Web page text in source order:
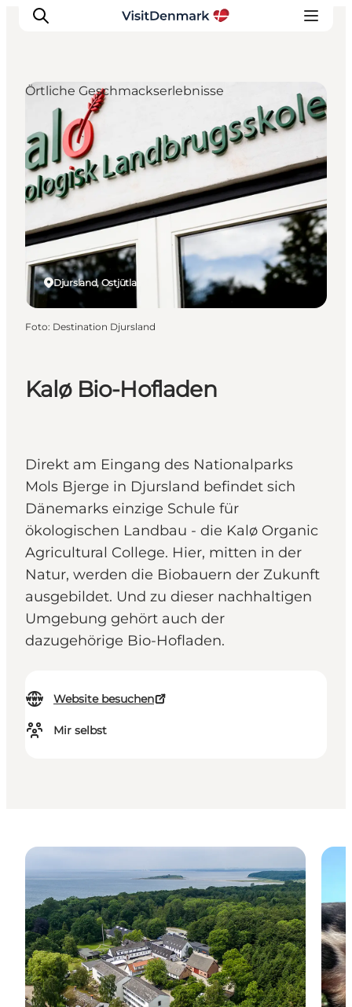
Inspiration
Regionen
Erlebnisse
Unterkünfte
Reiseplanung
Kalø Bio-Hofladen
Direkt am Eingang des Nationalparks
Mols Bjerge in Djursland befindet sich
Dänemarks einzige Schule für
ökologischen Landbau - die Kalø Organic
Agricultural College. Hier, mitten in der
Natur, werden die Biobauern der Zukunft
ausgebildet. Und zu dieser nachhaltigen
Umgebung gehört auch der
dazugehörige Bio-Hofladen.
Website besuchen
Mir selbst
Djursland, Ostjütland
Örtliche Geschmackserlebnisse
Foto: Destination Djursland